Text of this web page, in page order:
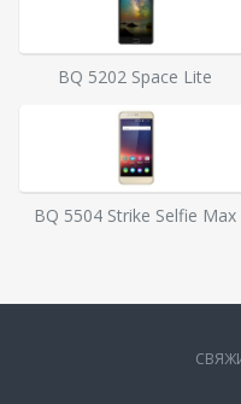
BQ 5202 Space Lite
BQ 5504 Strike Selfie Max